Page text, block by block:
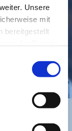
Unsere
mit
bereitgestellt